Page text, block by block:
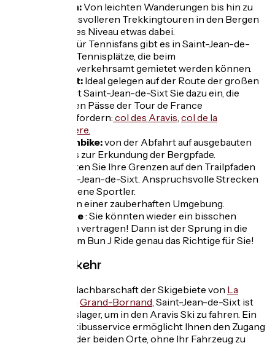
Wandern:Von leichten Wanderungen bis hin zu
anspruchsvolleren Trekkingtouren in den Bergen
ist für jedes Niveau etwas dabei.
Für Tennisfans gibt es in Saint-Jean-de-
Sixt zwei Tennisplätze, die beim
Fremdenverkehrsamt gemietet werden können.
Radsport: Ideal gelegen auf der Route der großen
Alpen, lädt Saint-Jean-de-Sixt Sie dazu ein, die
legendären Pässe der Tour de France
herauszufordern: col des Aravis, col de la
Colombière.
Mountainbike:von der Abfahrt auf ausgebauten
Pisten bis zur Erkundung der Bergpfade.
: Testen Sie Ihre Grenzen auf den Trailpfaden
von Saint-Jean-de-Sixt. Anspruchsvolle Strecken
für erfahrene Sportler.
in einer zauberhaften Umgebung.
Bun J Ride: Sie könnten wieder ein bisschen
Adrenalin vertragen! Dann ist der Sprung in die
Leere beim Bun J Ride genau das Richtige für Sie!
Winterrückkehr
Gemeinsame Nachbarschaft der Skigebiete von La
Grand-Bornand, Saint-Jean-de-Sixt ist
das ideale Basislager, um in den Aravis Ski zu fahren. Ein
kostenloser Skibusservice ermöglicht Ihnen den Zugang
zum Skigebiet der beiden Orte, ohne Ihr Fahrzeug zu